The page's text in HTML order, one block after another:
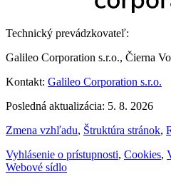
Technický prevádzkovateľ:
Galileo Corporation s.r.o., Čierna
Kontakt: Galileo Corporation s.r.o.
Posledná aktualizácia: 5. 8. 2026
Zmena vzhľadu, Štruktúra stránok,
Vyhlásenie o prístupnosti, Cookies,
Webové sídlo